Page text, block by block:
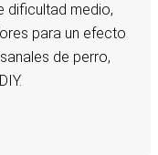
dificultad medio,
para un efecto
de perro,